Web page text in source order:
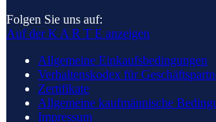
Folgen Sie uns auf:
Auf der K A R T E anzeigen
Allgemeine Einkaufsbedingungen
Verhaltenskodex für
Zertifikate
Allgemeine kaufmännische
Impressum